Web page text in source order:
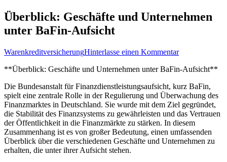
Überblick: Geschäfte und Unternehmen
unter BaFin-Aufsicht
WarenkreditversicherungHinterlasse einen Kommentarzu
Geschäfte
Unternehmen
unter
BaFin-
Aufsicht
**Überblick: Geschäfte‍ und Unternehmen ‌unter BaFin-Aufsicht**
Die Bundesanstalt für⁤ Finanzdienstleistungsaufsicht, kurz BaFin,
spielt eine zentrale Rolle in der Regulierung und Überwachung des
Finanzmarktes in Deutschland. Sie wurde mit dem Ziel gegründet,
die‌ Stabilität des Finanzsystems zu gewährleisten und das ​Vertrauen
der Öffentlichkeit in die Finanzmärkte zu ⁣stärken. In diesem
Zusammenhang ist es von großer‌ Bedeutung, einen umfassenden
Überblick über ⁣die verschiedenen Geschäfte und Unternehmen zu
erhalten, die unter ihrer Aufsicht⁣ stehen.